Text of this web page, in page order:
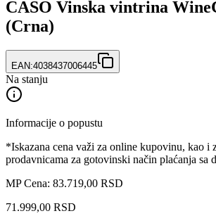
CASO Vinska vintrina
(Crna)
EAN:4038437006445
Na stanju
Informacije o popustu
*Iskazana cena važi za online kupovinu, kao i
prodavnicama za gotovinski način plaćanja sa
MP Cena: 83.719,00 RSD
71.999,00 RSD